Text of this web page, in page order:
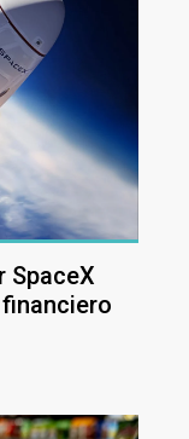
SpaceX